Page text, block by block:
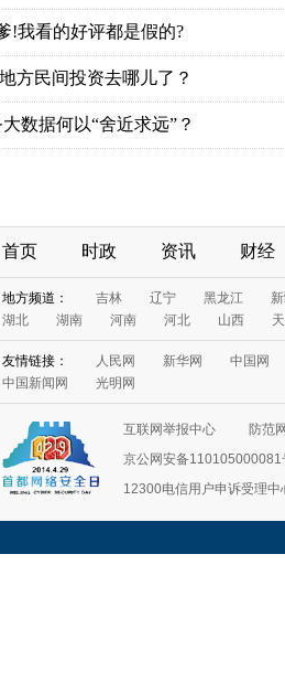
!我看的好评都是假的?
方民间投资去哪儿了？
数据何以“舍近求远”？
首页 时政 资讯 财经
地方频道： 吉林 辽宁 黑龙江
湖北
湖南 河南 河北 山西
友情链接： 人民网 新华网
中国网
中国新闻网
光明网
互联网举报中心
防范
京公网安备110105000081
12300电信用户申诉受理中